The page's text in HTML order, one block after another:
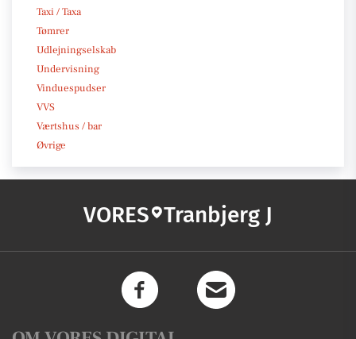
Taxi / Taxa
Tømrer
Udlejningselskab
Undervisning
Vinduespudser
VVS
Værtshus / bar
Øvrige
VORES Tranbjerg J